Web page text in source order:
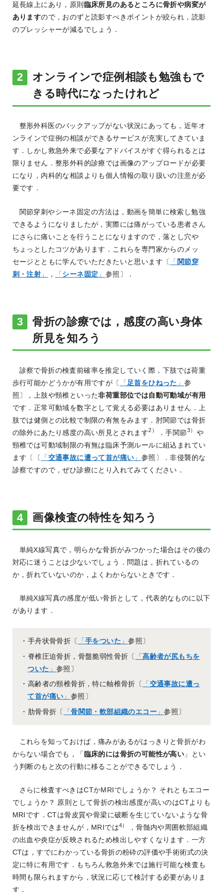
延長線上にあり，原則 臨床所見のあるところに骨折や病変が
ありますので，おのずと読影すべきポイントが絞られ，読影
のプレッシャーが減るでしょう．
オンラインで症例相談も勉強もで
きる時代になったけれど
整形外科医のバックアップがない状況にあっても，近年オ
ンラインで症例の相談ができるサービスが充実してきていま
す．しかし救急外来で必要なアドバイスがすぐ得られるとは
限りません．整形外科的診療では画像のアップロードが必要
になり，内科的な相談よりも個人情報の取り扱いの注意が必
要です．
関節穿刺やシーネ固定の方法は，動画を簡単に検索し勉強
できるようになりましたが，実際には痛がっている患者さん
にさらに痛いことを行うことになりますので，落とし穴や
ちょっとしたコツがあります．これらを専門家からのメッ
セージとともに学んでいただきたいと思います〔
「関節穿
刺・注射 」 ， 「シーネ固定 」 参照〕．
骨折の診療では，感度の高い身体
所見を知ろう
診察で骨折の検査前確率を推定していく際，下肢では荷重
歩行可能かどうかが有用ですが〔
「足首をひねった 」参
照〕，上肢や頸椎といった非荷重部位では自動可動域が有用
です．正常可動域を数字として覚える必要はありません．上
肢では健側との比較で制限の有無をみます．肘関節では骨折
の除外にあたり感度の高い所見とされます2） ．手関節3）
や
頸椎では可動域制限の有無は臨床予測ルールに組込まれてい
ます〔〔
「交通事故に遭って首が痛い 」 参照〕．非侵襲的な
診察ですので，ぜひ診療にとり入れてみてください．
画像検査の特性を知ろう
単純X線写真で，明らかな骨折がみつかった場合はその後の
対応に迷うことは少ないでしょう．問題は，折れているの
か，折れていないのか，よくわからないときです．
単純X線写真の感度が低い骨折として，代表的なものに以下
があります．
・手舟状骨骨折〔 「手をついた 」参照〕
・脊椎圧迫骨折，骨盤脆弱性骨折〔
「高齢者が尻もちを
ついた 」参照〕
・高齢者の頸椎骨折，特に軸椎骨折〔
「交通事故に遭っ
て首が痛い 」 参照〕
・肋骨骨折〔
「骨関節・軟部組織のエコー 」参照〕
これらを知っておけば，痛みがあるがはっきりと骨折がわ
からない場合でも，「 臨床的には骨折の可能性が高い 」とい
う判断のもと次の行動に移ることができるでしょう．
さらに検査すべきはCTかMRIでしょうか？ それともエコー
でしょうか？ 原則として骨折の検出感度が高いのはCTよりも
MRIです．CTは骨皮質や骨梁に破断を生じていないような骨
折を検出できませんが，MRIでは4）
，骨髄内や周囲軟部組織
の出血や炎症が反映されるため検出しやすくなります．一方
CTは，すでにわかっている骨折の粉砕の評価や手術術式の決
定に特に有用です．もちろん救急外来では施行可能な検査も
時間も限られますから，状況に応じて検討する必要がありま
す．